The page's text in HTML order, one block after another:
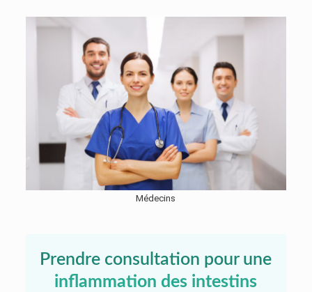
Médecins
Prendre consultation pour une
inflammation des intestins